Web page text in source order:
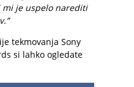
mi je uspelo narediti
tekmovanja Sony
si lahko ogledate